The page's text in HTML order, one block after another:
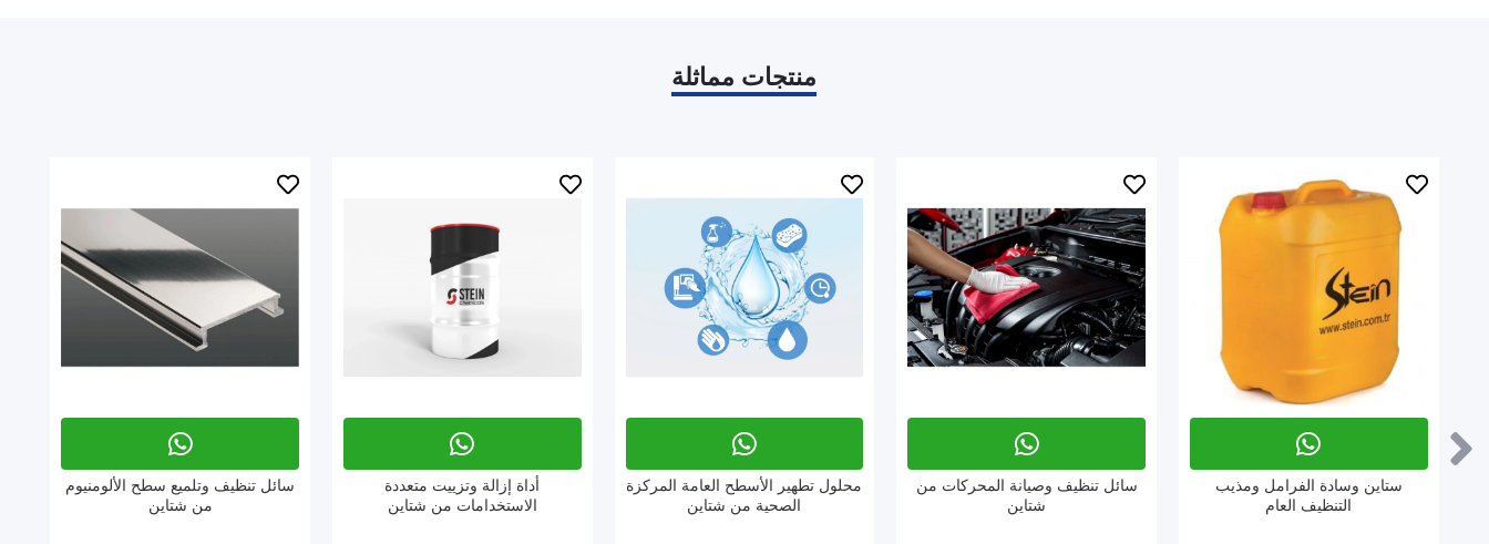
منتجات مماثلة
سائل تنظيف وتلميع سطح الألومنيوم
من شتاين
أداة إزالة وتزييت متعددة
الاستخدامات من شتاين
محلول تطهير الأسطح العامة المركزة
الصحية من شتاين
سائل تنظيف وصيانة المحركات من
شتاين
ستاين وسادة الفرامل ومذيب
التنظيف العام